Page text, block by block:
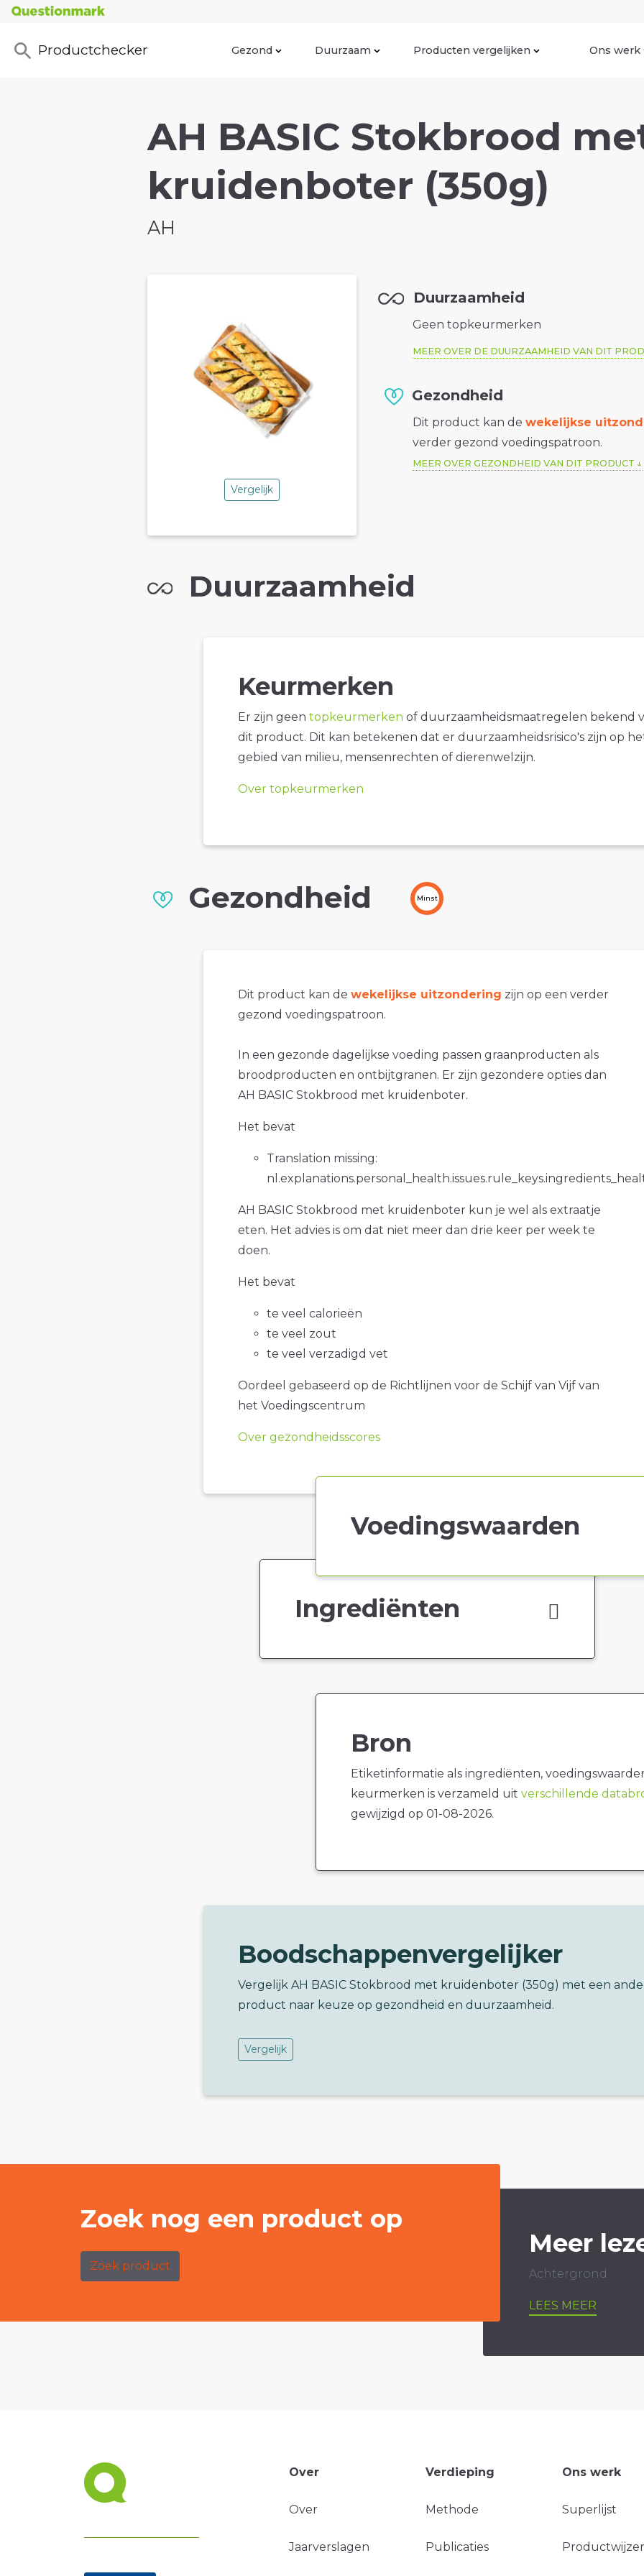
Productchecker Gezond Duurzaam Producten vergelijken Ons werk
AH BASIC Stokbrood
kruidenboter (350g)
AH
Vergelijk
Duurzaamheid
Geen topkeurmerken
MEER OVER DE DUURZAAMHEID VAN DIT
Gezondheid
Dit product kan dewekelijkse
verder gezond voedingspatroon.
MEER OVER GEZONDHEID VAN DIT PRODUCT
Duurzaamheid
Keurmerken
Er zijn geen topkeurmerken of duurzaamheidsmaatregelen bekend
dit product. Dit kan betekenen dat er duurzaamheidsrisico's zijn op
gebied van milieu, mensenrechten of dierenwelzijn.
Over topkeurmerken
Gezondheid Minst
Dit product kan de wekelijkse uitzondering zijn op een verder
gezond voedingspatroon.
In een gezonde dagelijkse voeding passen graanproducten als
broodproducten en ontbijtgranen. Er zijn gezondere opties dan
AH BASIC Stokbrood met kruidenboter.
Het bevat
Translation missing:
AH BASIC Stokbrood met kruidenboter kun je wel als extraatje
eten. Het advies is om dat niet meer dan drie keer per week te
doen.
Het bevat
te veel calorieën
te veel zout
te veel verzadigd vet
Oordeel gebaseerd op de Richtlijnen voor de Schijf van Vijf van
het Voedingscentrum
Over gezondheidsscores
Voedingswaarden
Ingrediënten
Bron
Etiketinformatie als ingrediënten,
keurmerken is verzameld uit verschillende
gewijzigd op 01-08-2026.
Boodschappenvergelijker
Vergelijk AH BASIC Stokbrood met kruidenboter (350g) met een
product naar keuze op gezondheid en duurzaamheid.
Vergelijk
Zoek nog een product op
Zoek product
Meer
Achtergrond
LEES MEER
Over
Over
Jaarverslagen
Verdieping
Methode
Publicaties
Ons werk
Superlijst